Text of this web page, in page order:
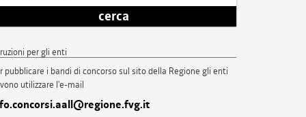
cerca
per gli enti
pubblicare i bandi di concorso sul sito della Regione gli enti
utilizzare l'e-mail